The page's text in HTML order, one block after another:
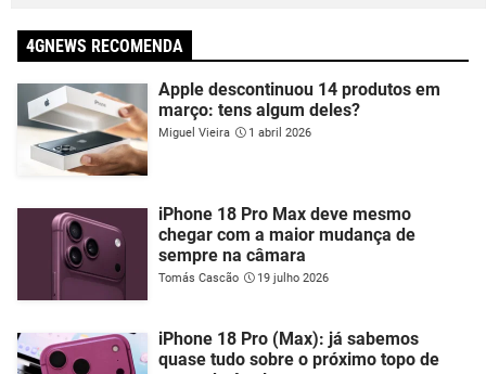
4GNEWS RECOMENDA
Apple descontinuou 14 produtos em
março: tens algum deles?
Miguel Vieira 1 abril 2026
iPhone 18 Pro Max deve mesmo
chegar com a maior mudança de
sempre na câmara
Tomás Cascão 19 julho 2026
iPhone 18 Pro (Max): já sabemos
quase tudo sobre o próximo topo de